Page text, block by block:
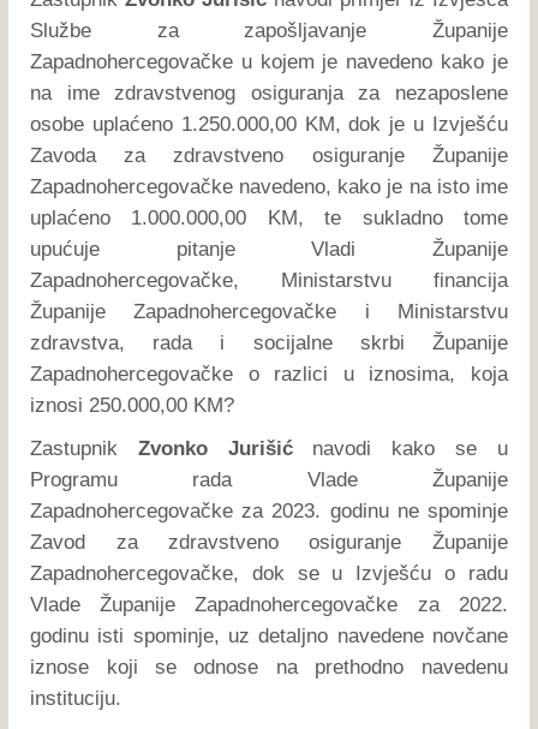
Službe za zapošljavanje Županije
Zapadnohercegovačke u kojem je navedeno kako je
na ime zdravstvenog osiguranja za nezaposlene
osobe uplaćeno 1.250.000,00 KM, dok je u Izvješću
Zavoda za zdravstveno osiguranje Županije
Zapadnohercegovačke navedeno, kako je na isto ime
uplaćeno 1.000.000,00 KM, te sukladno tome
upućuje pitanje Vladi Županije
Zapadnohercegovačke, Ministarstvu financija
Županije Zapadnohercegovačke i Ministarstvu
zdravstva, rada i socijalne skrbi Županije
Zapadnohercegovačke o razlici u iznosima, koja
iznosi 250.000,00 KM?
Zastupnik Zvonko Jurišićnavodi kako se u
Programu rada Vlade Županije
Zapadnohercegovačke za 2023. godinu ne spominje
Zavod za zdravstveno osiguranje Županije
Zapadnohercegovačke, dok se u Izvješću o radu
Vlade Županije Zapadnohercegovačke za 2022.
godinu isti spominje, uz detaljno navedene novčane
iznose koji se odnose na prethodno navedenu
instituciju.